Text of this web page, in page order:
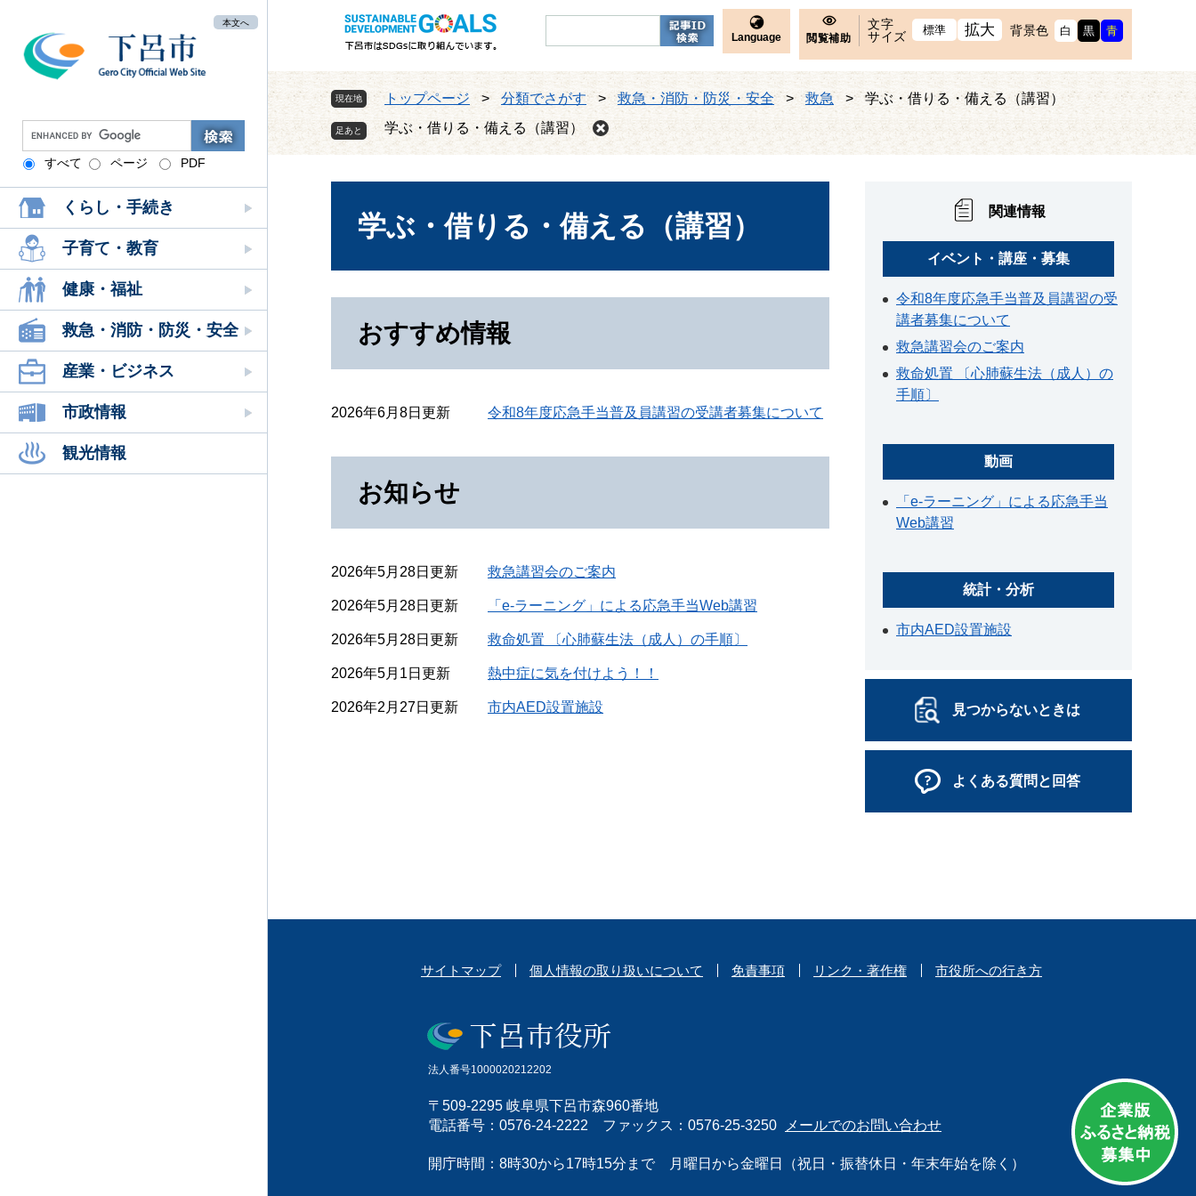
本文へ
G
o
o
g
l
e
カ
ス
タ
ム
検
索
すべて ページ PDF
くらし・手続き
子育て・教育
健康・福祉
救急・消防・防災・安全
産業・ビジネス
市政情報
観光情報
Language 閲覧補助
文字
サイズ
標準 拡大 背景色 白 黒 青
現在地 トップページ > 分類でさがす > 救急・消防・防災・安全 > 救急 >
学ぶ・借りる・備える（講習）
学ぶ・借りる・備える（講習）
文
学ぶ・借りる・備える（講習）
おすすめ情報
2026年6月8日更新 令和8年度応急手当普及員講習の受講者募集について
お知らせ
2026年5月28日更新 救急講習会のご案内
2026年5月28日更新 「e-ラーニング」による応急手当Web講習
2026年5月28日更新 救命処置 〔心肺蘇生法（成人）の手順〕
2026年5月1日更新 熱中症に気を付けよう！！
2026年2月27日更新 市内AED設置施設
関連情報
イベント・講座・募集
令和8年度応急手当普及員講習の受
講者募集について
救急講習会のご案内
救命処置 〔心肺蘇生法（成人）の
手順〕
動画
「e-ラーニング」による応急手当
Web講習
統計・分析
市内AED設置施設
見つからないときは
よくある質問と回答
サイトマップ 個人情報の取り扱いについて 免責事項 リンク・著作権 市役所への行き方
法人番号1000020212202
〒509-2295 岐阜県下呂市森960番地
電話番号：0576-24-2222 ファックス：0576-25-3250
メールでのお問い合わせ
開庁時間：8時30から17時15分まで 月曜日から金曜日（祝日・振替休日・年末年始を除く）